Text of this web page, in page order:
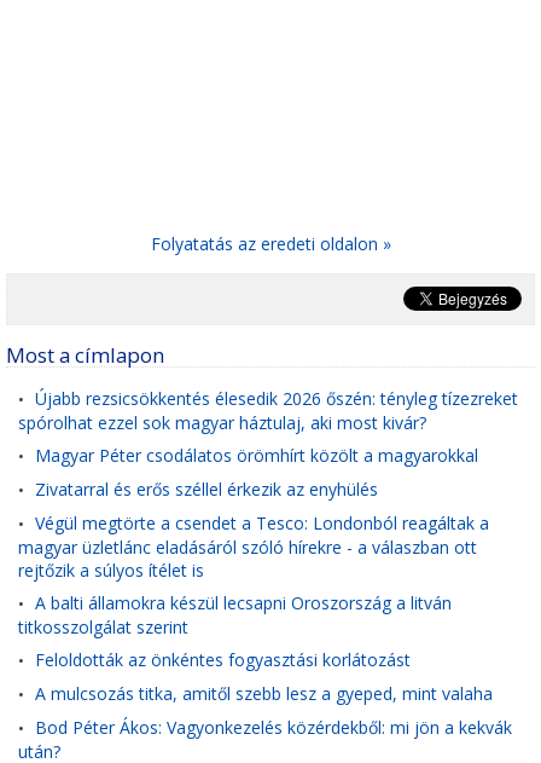
Folyatatás az eredeti oldalon »
Most a címlapon
• Újabb rezsicsökkentés élesedik 2026 őszén: tényleg tízezreket
spórolhat ezzel sok magyar háztulaj, aki most kivár?
• Magyar Péter csodálatos örömhírt közölt a magyarokkal
• Zivatarral és erős széllel érkezik az enyhülés
• Végül megtörte a csendet a Tesco: Londonból reagáltak a
magyar üzletlánc eladásáról szóló hírekre - a válaszban ott
rejtőzik a súlyos ítélet is
• A balti államokra készül lecsapni Oroszország a litván
titkosszolgálat szerint
• Feloldották az önkéntes fogyasztási korlátozást
• A mulcsozás titka, amitől szebb lesz a gyeped, mint valaha
• Bod Péter Ákos: Vagyonkezelés közérdekből: mi jön a kekvák
után?